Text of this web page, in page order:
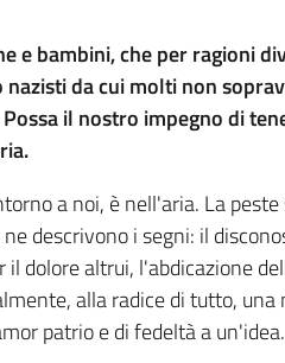
e bambini, che per ragioni
da cui molti non
il nostro impegno di
a noi, è nell'aria. La
descrivono i segni: il
dolore altrui, l'abdicazione
alla radice di tutto,
patrio e di fedeltà a un'idea.